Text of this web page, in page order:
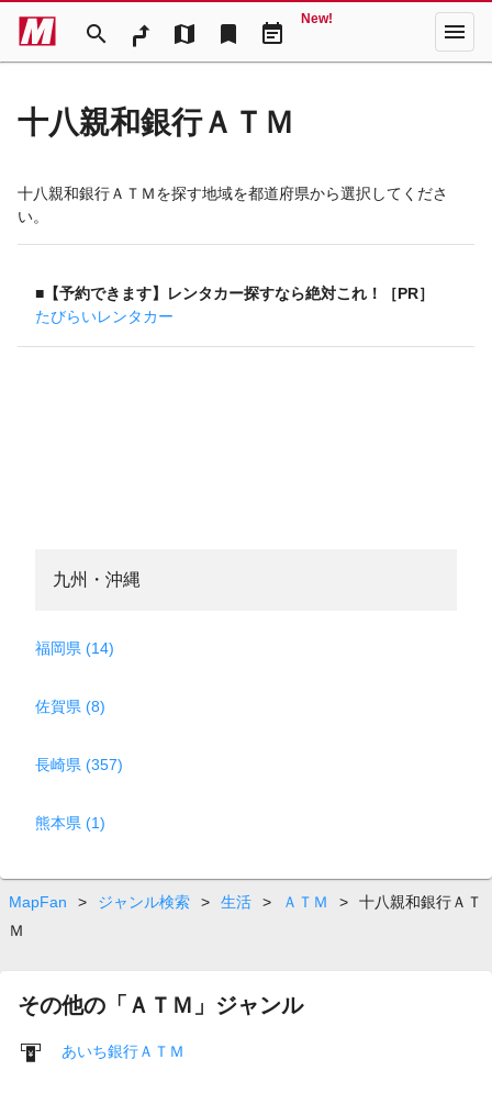
search map bookmark event_note
New! menu
十八親和銀行ＡＴＭ
十八親和銀行ＡＴＭを探す地域を都道府県から選択してくださ
い。
■【予約できます】レンタカー探すなら絶対これ！［PR］
たびらいレンタカー
九州・沖縄
福岡県 (14)
佐賀県 (8)
長崎県 (357)
熊本県 (1)
MapFan > ジャンル検索 > 生活 > ＡＴＭ >
十八親和銀行ＡＴ
Ｍ
その他の「ＡＴＭ」ジャンル
あいち銀行ＡＴＭ